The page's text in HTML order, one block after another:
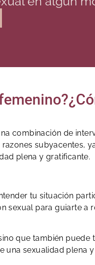
combinación de
subyacentes,
plena y gratificante.
tu situación
sexual para guiarte a
que también puede
una sexualidad plena